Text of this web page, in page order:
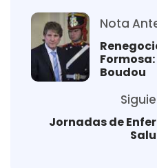
Nota
Boudou
Jornadas de